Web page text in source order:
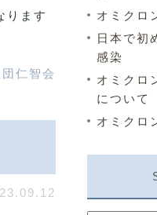
ります
仁智会
オミクロ
日本で初
感染
オミクロ
について
オミクロ